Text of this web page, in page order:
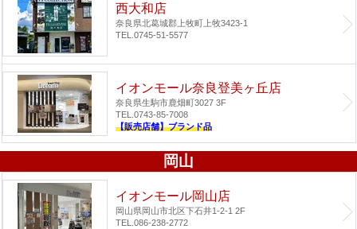
西大和店
奈良県北葛城郡上牧町上牧3423-1
TEL.0745-51-5577
イオンモール奈良登美ヶ丘店
奈良県生駒市鹿畑町3027 3F
TEL.0743-85-7008
【販売店舗】ブランド品
岡山
イオンモール岡山店
岡山県岡山市北区下石井1-2-1 2F
TEL.086-238-2772